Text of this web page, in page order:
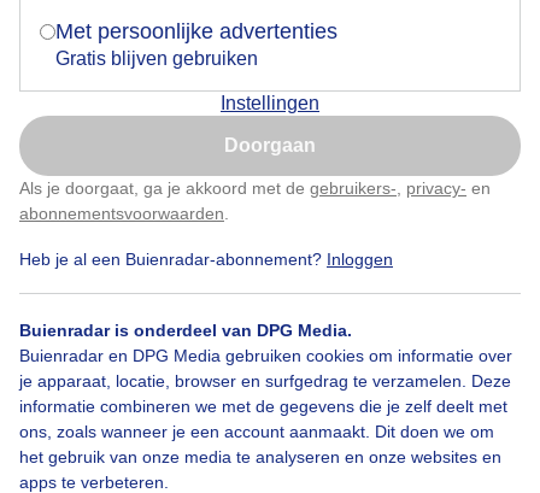
Met persoonlijke advertenties
Gratis blijven gebruiken
Instellingen
Doorgaan
Als je doorgaat, ga je akkoord met de gebruikers- privacy- en
abonnementsvoorwaarden
Heb je al een Buienradar-abonnement? Inloggen
Buienradar is onderdeel van DPG Media.
Buienradar en DPG Media gebruiken cookies om informatie over
je apparaat, locatie, browser en surfgedrag te verzamelen. Deze
informatie combineren we met de gegevens die je zelf deelt met
ons, zoals wanneer je een account aanmaakt. Dit doen we om
het gebruik van onze media te analyseren en onze websites en
apps te verbeteren.
zon en buien
Door: Layla Wijsmuller-Vafi Gemaakt: 11-05-2026, 31x bekeken
Bekijk slideshow
Nu niet, misschien later
Klik hierom dit aan te passen